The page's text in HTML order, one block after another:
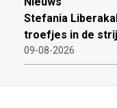
Stefania
troefjes in de
09-08-2026